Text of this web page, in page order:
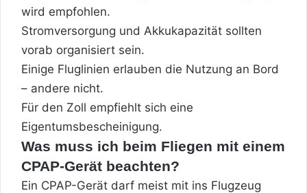
wird empfohlen.
Stromversorgung und Akkukapazität sollten
vorab organisiert sein.
Einige Fluglinien erlauben die Nutzung an Bord
– andere nicht.
Für den Zoll empfiehlt sich eine
Eigentumsbescheinigung.
Was muss ich beim Fliegen mit einem
CPAP-Gerät beachten?
Ein CPAP-Gerät darf meist mit ins Flugzeug